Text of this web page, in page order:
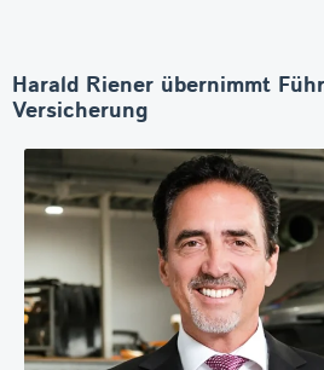
Harald Riener übernimmt
Versicherung